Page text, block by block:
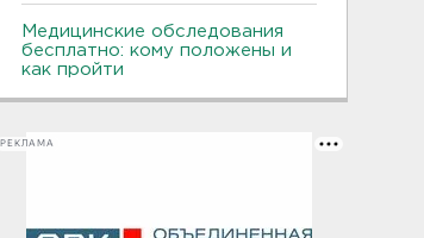
Медицинские обследования
бесплатно: кому положены и
как пройти
РЕКЛАМА